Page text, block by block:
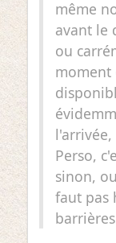
même
avant le
ou
moment
Perso,
sinon,
faut pas